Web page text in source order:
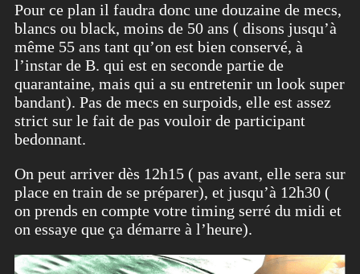
Pour ce plan il faudra donc une douzaine de mecs,
blancs ou black, moins de 50 ans ( disons jusqu’à
même 55 ans tant qu’on est bien conservé, à
l’instar de B. qui est en seconde partie de
quarantaine, mais qui a su entretenir un look super
bandant). Pas de mecs en surpoids, elle est assez
strict sur le fait de pas vouloir de participant
bedonnant.
On peut arriver dès 12h15 ( pas avant, elle sera sur
place en train de se préparer), et jusqu’à 12h30 (
on prends en compte votre timing serré du midi et
on essaye que ça démarre à l’heure).